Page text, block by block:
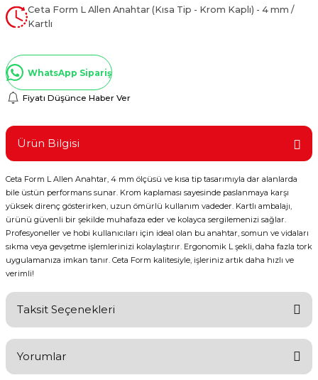
Ceta Form L Allen Anahtar (Kısa Tip - Krom Kaplı) - 4 mm /
Kartlı
WhatsApp Sipariş
Fiyatı Düşünce Haber Ver
Ürün Bilgisi
Ceta Form L Allen Anahtar, 4 mm ölçüsü ve kısa tip tasarımıyla dar alanlarda
bile üstün performans sunar. Krom kaplaması sayesinde paslanmaya karşı
yüksek direnç gösterirken, uzun ömürlü kullanım vadeder. Kartlı ambalajı,
ürünü güvenli bir şekilde muhafaza eder ve kolayca sergilemenizi sağlar.
Profesyoneller ve hobi kullanıcıları için ideal olan bu anahtar, somun ve vidaları
sıkma veya gevşetme işlemlerinizi kolaylaştırır. Ergonomik L şekli, daha fazla tork
uygulamanıza imkan tanır. Ceta Form kalitesiyle, işleriniz artık daha hızlı ve
verimli!
Taksit Seçenekleri
Yorumlar